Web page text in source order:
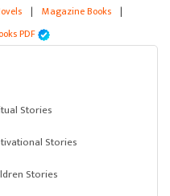
| Magazine Books |
PDF
Stories
Stories
Stories